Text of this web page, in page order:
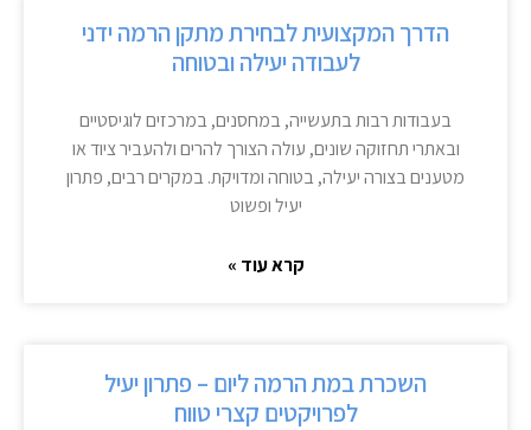
הדרך המקצועית לבחירת מתקן הרמה ידני
לעבודה יעילה ובטוחה
בעבודות רבות בתעשייה, במחסנים, במרכזים לוגיסטיים
ובאתרי תחזוקה שונים, עולה הצורך להרים ולהעביר ציוד או
מטענים בצורה יעילה, בטוחה ומדויקת. במקרים רבים, פתרון
יעיל ופשוט
קרא עוד »
השכרת במת הרמה ליום – פתרון יעיל
לפרויקטים קצרי טווח